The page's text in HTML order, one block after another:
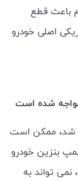
باعث قطع
اصلی خودرو
شده است
شد، ممکن است
بنزین خودرو
تواند به‌